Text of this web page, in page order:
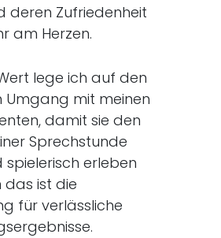
deren Zufriedenheit
am Herzen.
lege ich auf den
Umgang mit meinen
damit sie den
Sprechstunde
erleben
das ist die
für verlässliche